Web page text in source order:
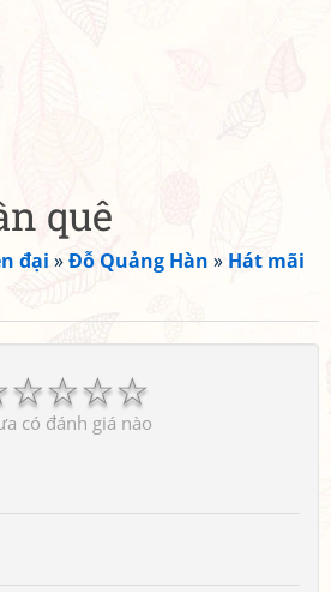
quê
đại »Đỗ Quảng Hàn » Hát mãi
☆
☆
☆
☆
có đánh giá nào